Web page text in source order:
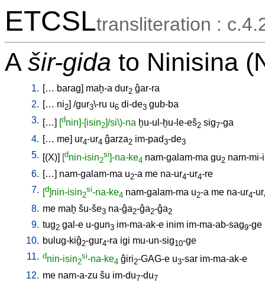
ETCSLtransliteration :
A šir-gida to Ninisina
1. [… barag] maḫ-a dur2 ĝar-ra
2. [… ni2] /gur3\-ru u6 di-de3 gub-ba
3. […] [dnin]-[isin2]/si\)-na ḫu-ul-ḫu-le-eš2 sig7-ga
4. [… me] ur4-ur4 ĝarza2 im-pad3-de3
5. [(X)] [dnin-isin2
si]-na-ke4 nam-galam-ma gu2 nam-mi-
6. […] nam-galam-ma u2-a me na-ur4-ur4-re
7. [d]nin-isin2
si-na-ke4 nam-galam-ma u2-a me na-ur4-ur
8. me maḫ šu-še3 na-ĝa2-ĝa2-ĝa2
9. tug2 gal-e u-gun3 im-ma-ak-e inim im-ma-ab-sag9-ge
10. bulug-kiĝ2-gur4-ra igi mu-un-sig10-ge
11. dnin-isin2
si-na-ke4 ĝiri2-GAG-e u3-sar im-ma-ak-e
12. me nam-a-zu šu im-du7-du7